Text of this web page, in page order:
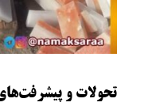
تحولات و